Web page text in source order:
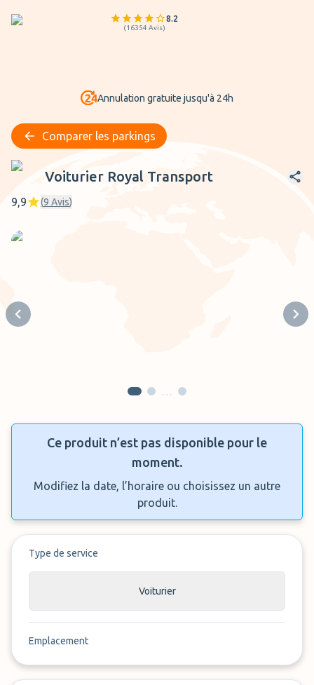
8.2
(16354 Avis)
Annulation gratuite jusqu'à 24h
Comparer les parkings
Voiturier Royal Transport
Voiturier Royal Transport
9,9 (9 Avis)
Previous slide
…
Ce produit n’est pas disponible pour le
moment.
Modifiez la date, l’horaire ou choisissez un autre
produit.
Type de service
Voiturier
Emplacement